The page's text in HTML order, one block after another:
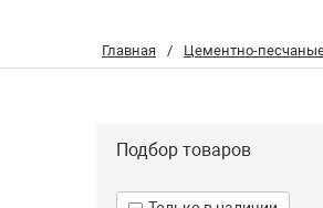
Главная / Цементно-
Подбор товаров